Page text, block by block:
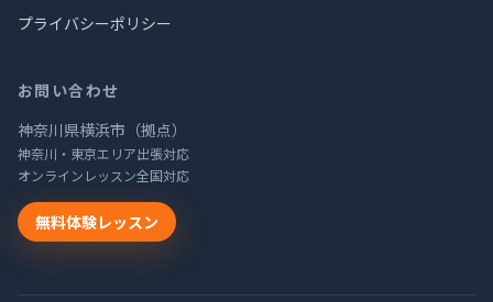
プライバシーポリシー
お問い合わせ
神奈川県横浜市（拠点）
神奈川・東京エリア出張対応
オンラインレッスン全国対応
無料体験レッスン